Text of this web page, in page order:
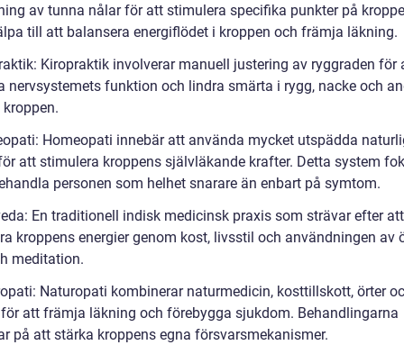
av tunna nålar för att stimulera specifika punkter på
till att balansera energiflödet i kroppen och främja läkning.
Kiropraktik involverar manuell justering av ryggraden för
nervsystemets funktion och lindra smärta i rygg, nacke och
Homeopati innebär att använda mycket utspädda
att stimulera kroppens självläkande krafter. Detta system
personen som helhet snarare än enbart på symtom.
En traditionell indisk medicinsk praxis som strävar efter att
kroppens energier genom kost, livsstil och användningen av
meditation.
Naturopati kombinerar naturmedicin, kosttillskott, örter
att främja läkning och förebygga sjukdom. Behandlingarna
på att stärka kroppens egna försvarsmekanismer.